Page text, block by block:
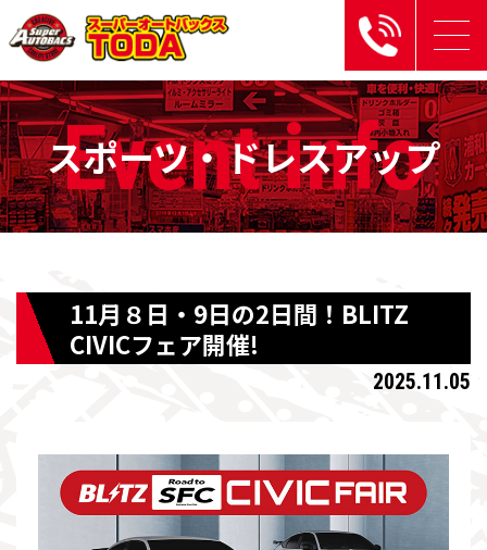
Eventinfo
スポーツ・ドレスアップ
11月８日・9日の2日間！BLITZ
CIVICフェア開催!
2025.11.05